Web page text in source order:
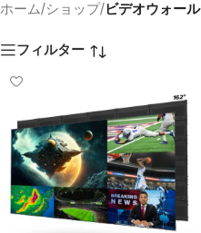
ホーム/ショップ/ビデオウォール
フィルター